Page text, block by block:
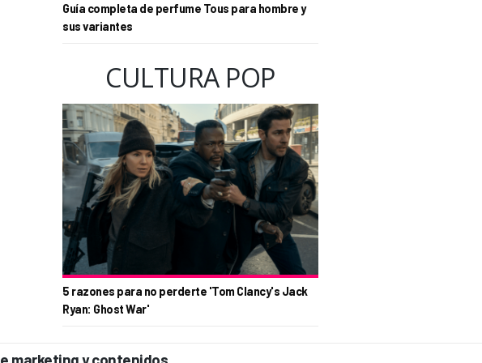
Guía completa de perfume Tous para hombre y
sus variantes
CULTURA POP
5 razones para no perderte 'Tom Clancy's Jack
Ryan: Ghost War'